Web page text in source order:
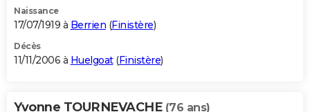
Naissance
17/07/1919 à Berrien (Finistère)
Décès
11/11/2006 à Huelgoat(Finistère)
Yvonne TOURNEVACHE (76 ans)